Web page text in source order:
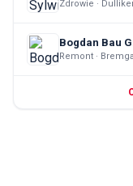
Zdrowie ·
Bogdan Bau
Remont ·